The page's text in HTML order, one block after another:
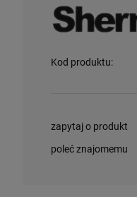
Kod produktu:
zapytaj o produkt
poleć znajomemu